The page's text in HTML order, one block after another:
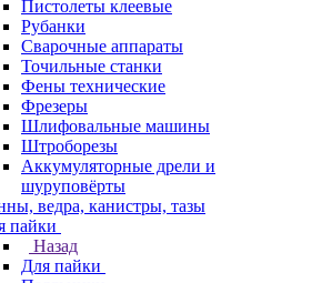
Пистолеты клеевые
Рубанки
Сварочные аппараты
Точильные станки
Фены технические
Фрезеры
Шлифовальные машины
Штроборезы
Аккумуляторные дрели и
шуруповёрты
ведра, канистры, тазы
пайки
Назад
Для пайки